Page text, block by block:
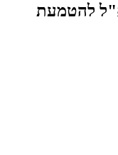
להטמעת